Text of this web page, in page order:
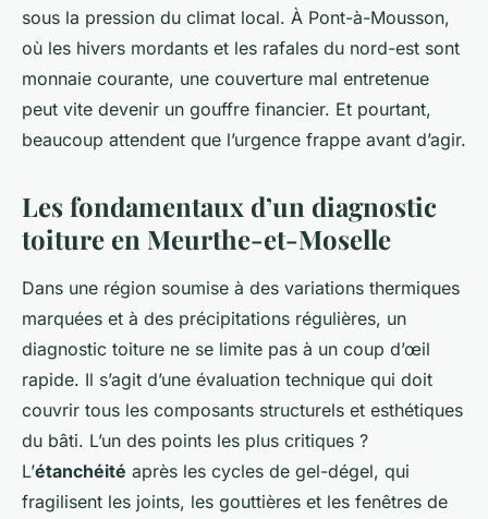
Orion •19/05/2026 18:04•11 min de lecture
sous la pression du climat local. À Pont-à-Mousson,
où les hivers mordants et les rafales du nord-est sont
monnaie courante, une couverture mal entretenue
peut vite devenir un gouffre financier. Et pourtant,
beaucoup attendent que l’urgence frappe avant d’agir.
Les fondamentaux d’un diagnostic
toiture en Meurthe-et-Moselle
Dans une région soumise à des variations thermiques
marquées et à des précipitations régulières, un
diagnostic toiture ne se limite pas à un coup d’œil
rapide. Il s’agit d’une évaluation technique qui doit
couvrir tous les composants structurels et esthétiques
du bâti. L’un des points les plus critiques ?
L’étanchéité après les cycles de gel-dégel, qui
fragilisent les joints, les gouttières et les fenêtres de